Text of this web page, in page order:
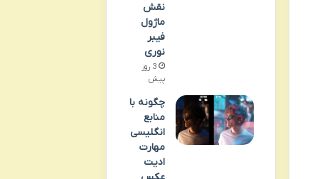
نقش
ماژول
فیبر
نوری
3 روز
پیش
چگونه با
منابع
انگلیسی
مهارت
ادیت